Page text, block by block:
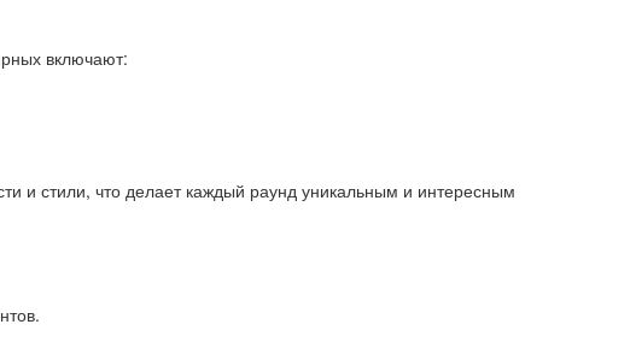
включают:
и стили, что делает каждый раунд уникальным и интересным